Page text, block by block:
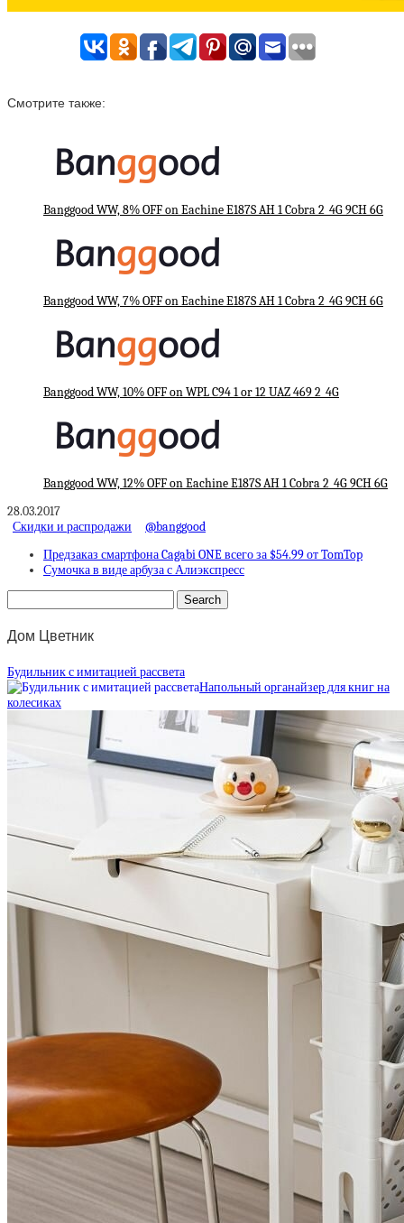
Смотрите также:
Banggood WW, 8% OFF on Eachine E187S AH 1 Cobra 2_4G 9CH 6G
Banggood WW, 7% OFF on Eachine E187S AH 1 Cobra 2_4G 9CH 6G
Banggood WW, 10% OFF on WPL C94 1 or 12 UAZ 469 2_4G
Banggood WW, 12% OFF on Eachine E187S AH 1 Cobra 2_4G 9CH 6G
28.03.2017
Скидки и распродажи
@banggood
Предзаказ смартфона Cagabi ONE всего за $54.99 от TomTop
Сумочка в виде арбуза с Алиэкспресс
Дом Цветник
Будильник с имитацией рассвета
Напольный органайзер для книг на
колесиках